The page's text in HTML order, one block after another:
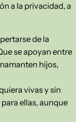
a la privacidad, a
de la
se apoyan entre
hijos,
vivas y sin
ellas, aunque